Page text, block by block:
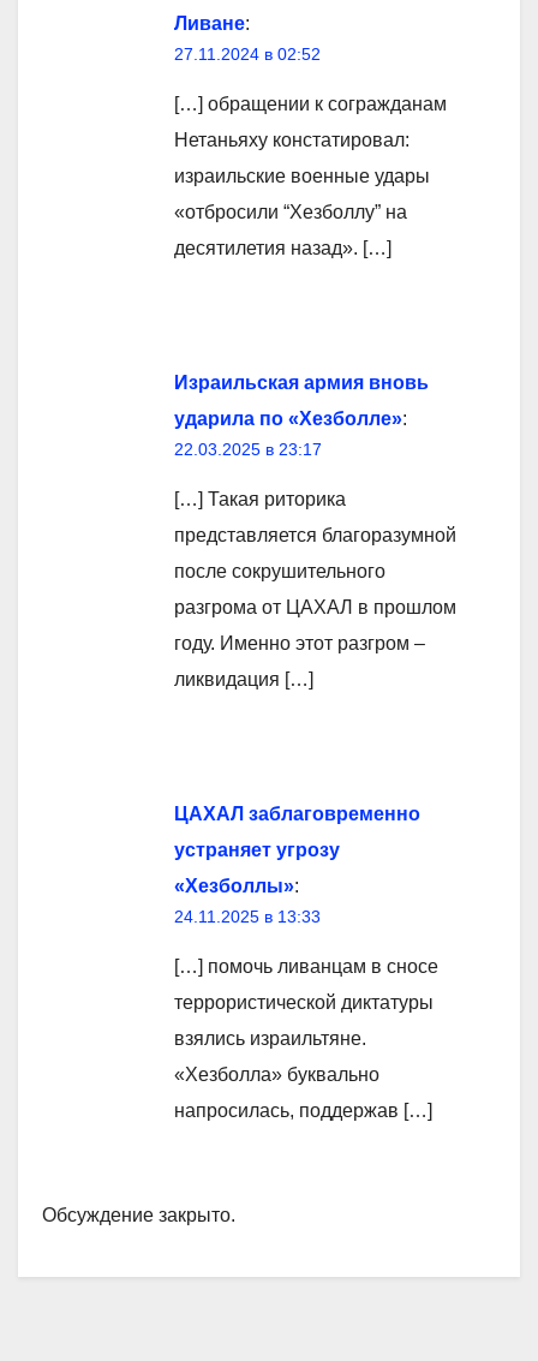
Ливане:
27.11.2024 в 02:52
[…] обращении к согражданам
Нетаньяху констатировал:
израильские военные удары
«отбросили “Хезболлу” на
десятилетия назад». […]
Израильская армия вновь
ударила по «Хезболле»:
22.03.2025 в 23:17
[…] Такая риторика
представляется благоразумной
после сокрушительного
разгрома от ЦАХАЛ в прошлом
году. Именно этот разгром –
ликвидация […]
ЦАХАЛ заблаговременно
устраняет угрозу
«Хезболлы»:
24.11.2025 в 13:33
[…] помочь ливанцам в сносе
террористической диктатуры
взялись израильтяне.
«Хезболла» буквально
напросилась, поддержав […]
Обсуждение закрыто.